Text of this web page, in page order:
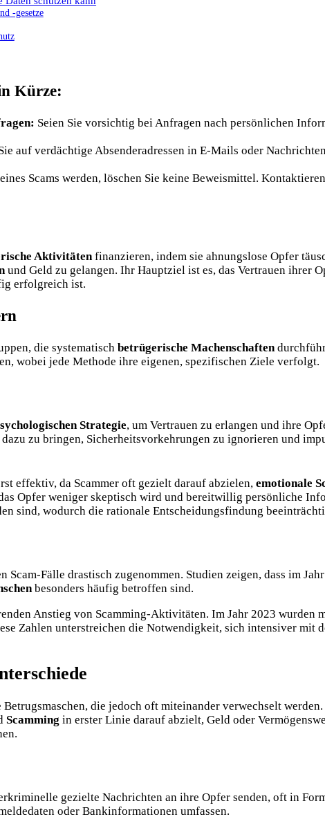
-gesetze
Kürze:
Seien Sie vorsichtig bei Anfragen nach persönlichen
auf verdächtige Absenderadressen in E-Mails oder
Scams werden, löschen Sie keine Beweismittel.
Aktivitäten finanzieren, indem sie ahnungslose Opfer
und Geld zu gelangen. Ihr Hauptziel ist es, das Vertrauen ihrer
erfolgreich ist.
die systematisch betrügerische Machenschaften
wobei jede Methode ihre eigenen, spezifischen Ziele verfolgt.
Strategie, um Vertrauen zu erlangen und ihre
zu bringen, Sicherheitsvorkehrungen zu ignorieren und
effektiv, da Scammer oft gezielt darauf abzielen, emotionale
Opfer weniger skeptisch wird und bereitwillig persönliche
sind, wodurch die rationale Entscheidungsfindung
Scam-Fälle drastisch zugenommen. Studien zeigen, dass im
besonders häufig betroffen sind.
Anstieg von Scamming-Aktivitäten. Im Jahr 2023 wurden
Zahlen unterstreichen die Notwendigkeit, sich intensiver mit
die jedoch oft miteinander verwechselt werden.
Scamming in erster Linie darauf abzielt, Geld oder
gezielte Nachrichten an ihre Opfer senden, oft in
oder Bankinformationen umfassen.